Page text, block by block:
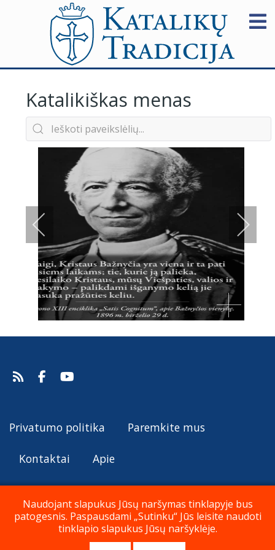
Katalikiškas menas
Privatumo politika Paremkite mus
Kontaktai Apie
© Katalikų Tradicija 2019 - 2026
Naudojant slapukus Jūsų naršymas tinklapyje bus
patogesnis. Paspausdami „Sutinku“ Jūs leisite naudoti
tinklapio slapukus Jūsų naršyklėje.